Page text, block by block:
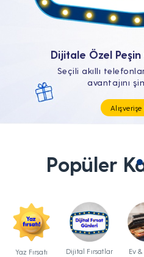
Tüm Teknolojik
Popüler
Yaz Fırsatı Dijital Fırsatlar Ev